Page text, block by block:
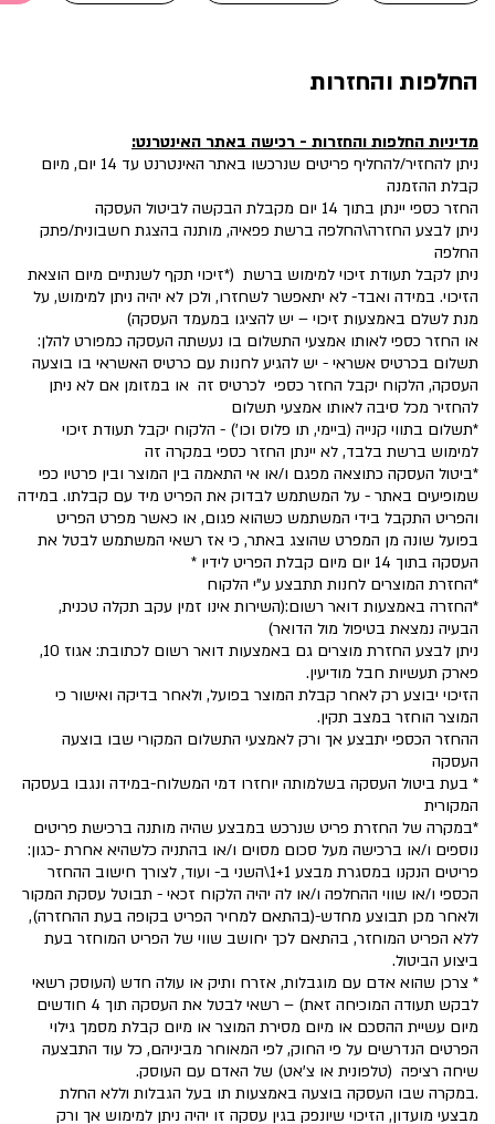
החלפות והחזרות
מדיניות החלפות והחזרות - רכישה באתר האינטרנט:
ניתן להחזיר/להחליף פריטים שנרכשו באתר האינטרנט
עד 14 יום, מיום
קבלת ההזמנה
החזר כספי יינתן בתוך 14 יום מקבלת הבקשה לביטול העסקה
ניתן לבצע החזרה\החלפה ברשת פפאיה, מותנה בהצגת חשבונית/פתק
החלפה
ניתן לקבל תעודת זיכוי למימוש ברשת (*זיכוי תקף לשנתיים מיום הוצאת
הזיכוי. במידה ואבד- לא יתאפשר לשחזרו, ולכן לא יהיה ניתן למימוש, על
מנת לשלם באמצעות זיכוי – יש להציגו במעמד העסקה)
או החזר כספי לאותו אמצעי התשלום בו נעשתה העסקה כמפורט להלן:
תשלום בכרטיס אשראי - יש להגיע לחנות עם כרטיס האשראי בו בוצעה
העסקה, הלקוח יקבל החזר כספי לכרטיס זה או במזומן אם לא ניתן
להחזיר מכל סיבה לאותו אמצעי תשלום
*תשלום בתווי קנייה (ביימי, תו פלוס וכו') - הלקוח יקבל תעודת זיכוי
למימוש ברשת בלבד, לא יינתן החזר כספי במקרה זה
*ביטול העסקה כתוצאה מפגם ו/או אי התאמה בין המוצר ובין פרטיו כפי
שמופיעים באתר - על המשתמש לבדוק את הפריט מיד עם קבלתו. במידה
והפריט התקבל בידי המשתמש כשהוא פגום, או כאשר מפרט הפריט
בפועל שונה מן המפרט שהוצג באתר, כי אז רשאי המשתמש לבטל את
העסקה בתוך 14 יום מיום קבלת הפריט לידיו *
*החזרת המוצרים לחנות תתבצע ע"י הלקוח
*החזרה באמצעות דואר רשום:(השירות אינו זמין עקב תקלה טכנית,
הבעיה נמצאת בטיפול מול הדואר)
ניתן לבצע החזרת מוצרים גם באמצעות דואר רשום לכתובת: אגוז 10,
פארק תעשיות חבל מודיעין.
הזיכוי יבוצע רק לאחר קבלת המוצר בפועל, ולאחר בדיקה ואישור כי
המוצר הוחזר במצב תקין.
ההחזר הכספי יתבצע אך ורק לאמצעי התשלום המקורי שבו בוצעה
העסקה
* בעת ביטול העסקה בשלמותה יוחזרו דמי המשלוח-במידה ונגבו בעסקה
המקורית
*במקרה של החזרת פריט שנרכש במבצע שהיה מותנה ברכישת פריטים
נוספים ו/או ברכישה מעל סכום מסוים ו/או בהתניה כלשהיא אחרת -כגון:
פריטים הנקנו במסגרת מבצע 1+1\השני ב- ועוד, לצורך חישוב ההחזר
הכספי ו/או שווי ההחלפה ו/או לה יהיה הלקוח זכאי - תבוטל עסקת המקור
ולאחר מכן תבוצע מחדש-(בהתאם למחיר הפריט בקופה בעת ההחזרה),
ללא הפריט המוחזר, בהתאם לכך יחושב שווי של הפריט המוחזר בעת
ביצוע הביטול.
* צרכן שהוא אדם עם מוגבלות, אזרח ותיק או עולה חדש (העוסק רשאי
לבקש תעודה המוכיחה זאת) – רשאי לבטל את העסקה תוך 4 חודשים
מיום עשיית ההסכם או מיום מסירת המוצר או מיום קבלת מסמך גילוי
הפרטים הנדרשים על פי החוק, לפי המאוחר מביניהם, כל עוד התבצעה
שיחה רציפה (טלפונית או צ'אט) של האדם עם העוסק.
.במקרה שבו העסקה בוצעה באמצעות תו בעל הגבלות וללא החלת
מבצעי מועדון, הזיכוי שיונפק בגין עסקה זו יהיה ניתן למימוש אך ורק